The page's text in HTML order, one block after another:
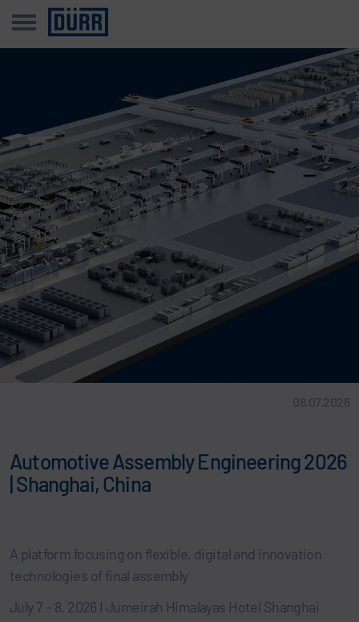
08.07.2026
Automotive Assembly Engineering 2026
| Shanghai, China
A platform focusing on flexible, digital and innovation
technologies of final assembly
July 7 – 8, 2026 I Jumeirah Himalayas Hotel Shanghai